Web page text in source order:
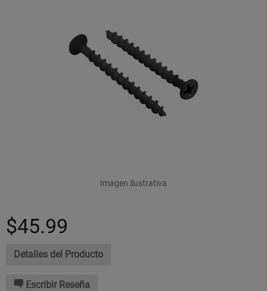
Imagen ilustrativa
$45.99
Detalles del Producto
Escribir Reseña